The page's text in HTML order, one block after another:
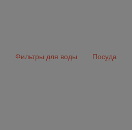
Фильтры для воды Посуда